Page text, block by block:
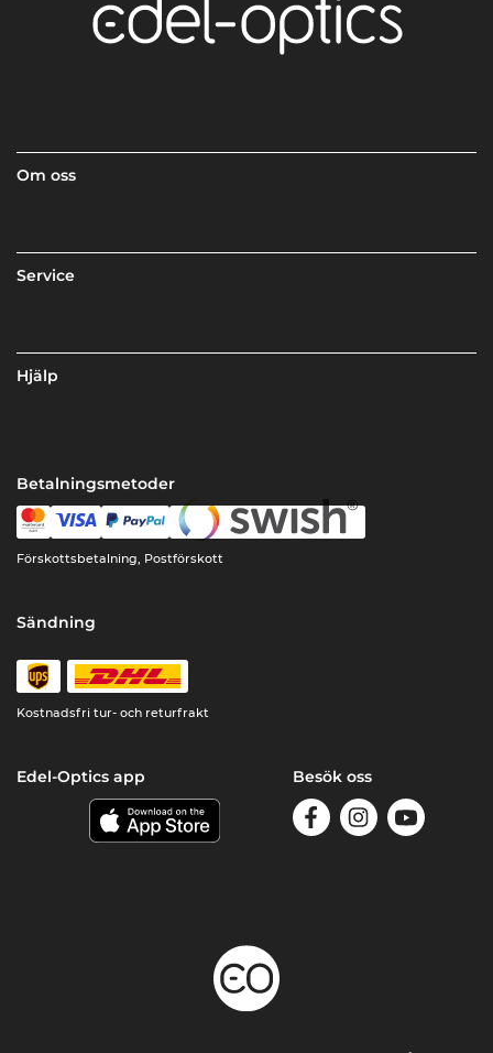
Om oss
Service
Hjälp
Betalningsmetoder
Förskottsbetalning, Postförskott
Sändning
Kostnadsfri tur- och returfrakt
Edel-Optics app Besök oss